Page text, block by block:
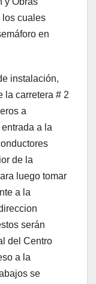
los cuales
en
instalación,
la carretera # 2
a
a la
de la
luego tomar
a la
serán
del Centro
a la
se